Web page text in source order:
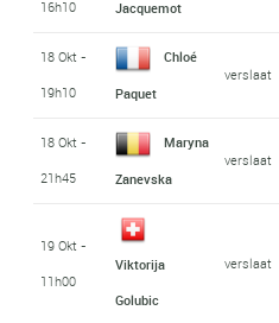
16h10
Jacquemot
18 Okt -
19h10
Chloé
Paquet
verslaat
18 Okt -
21h45
Maryna
Zanevska
verslaat
19 Okt -
11h00
Viktorija
Golubic
verslaat